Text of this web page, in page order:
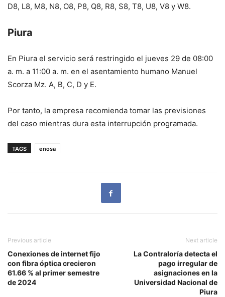
D8, L8, M8, N8, O8, P8, Q8, R8, S8, T8, U8, V8 y W8.
Piura
En Piura el servicio será restringido el jueves 29 de 08:00
a. m. a 11:00 a. m. en el asentamiento humano Manuel
Scorza Mz. A, B, C, D y E.
Por tanto, la empresa recomienda tomar las previsiones
del caso mientras dura esta interrupción programada.
TAGS enosa
Previous article
Conexiones de internet fijo
con fibra óptica crecieron
61.66 % al primer semestre
de 2024
Next article
La Contraloría detecta el
pago irregular de
asignaciones en la
Universidad Nacional de
Piura